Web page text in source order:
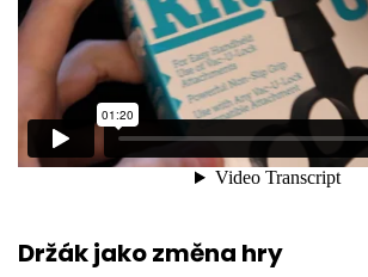
Držák jako změna hry